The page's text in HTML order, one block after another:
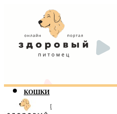
КОШКИ
СОБАКИ